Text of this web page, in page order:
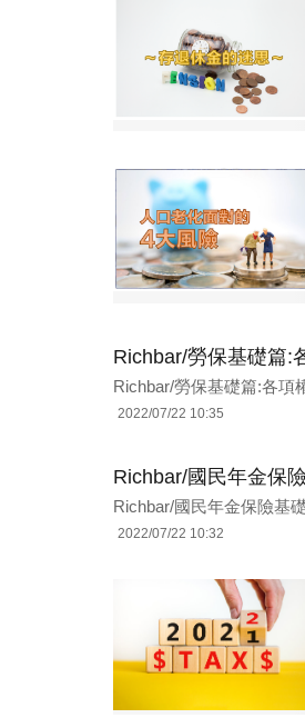
Richbar/勞保基礎篇:
Richbar/勞保基礎篇:各項
2022/07/22 10:35
Richbar/國民年金保
Richbar/國民年金保險基
2022/07/22 10:32